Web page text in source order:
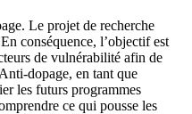
Le projet de recherche
conséquence, l’objectif est
de vulnérabilité afin de
dopage, en tant que
les futurs programmes
ce qui pousse les